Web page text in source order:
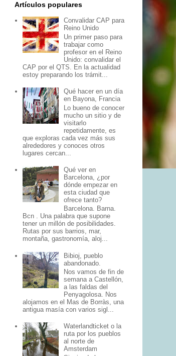
Artículos populares
Convalidar CAP para
Reino Unido
Un primer paso para
trabajar como
profesor en el Reino
Unido: convalidar el
CAP por el QTS. En la actualidad
estoy preparando los trámit...
Qué hacer en un día
en Bayona, Francia
Lo bueno de conocer
mucho un sitio y de
visitarlo
repetidamente, es
que exploras cada vez más sus
alrededores y conoces otros
lugares cercan...
Qué ver en
Barcelona, ¿por
dónde empezar en
esta ciudad que
ofrece tanto?
Barcelona. Barna.
Bcn . Una palabra que supone
tener un millón de posibilidades.
Rutas por sus barrios, mar,
montaña, gastronomía, aloj...
Bibioj, pueblo
abandonado.
Nos vamos de fin de
semana a Castellón,
a las faldas del
Penyagolosa. Nos
alojamos en el Mas de Borràs, una
antigua masía con varios sigl...
Waterlandticket o la
ruta por los pueblos
al norte de
Amsterdam